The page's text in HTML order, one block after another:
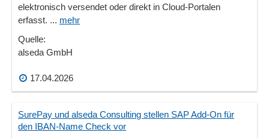
elektronisch versendet oder direkt in Cloud-Portalen
erfasst. ... mehr
Quelle:
alseda GmbH
17.04.2026
SurePay und alseda Consulting stellen SAP Add-On für
den IBAN-Name Check vor